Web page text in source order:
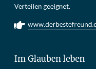
Ver­tei­len ge­eig­net.
Im Glauben leben